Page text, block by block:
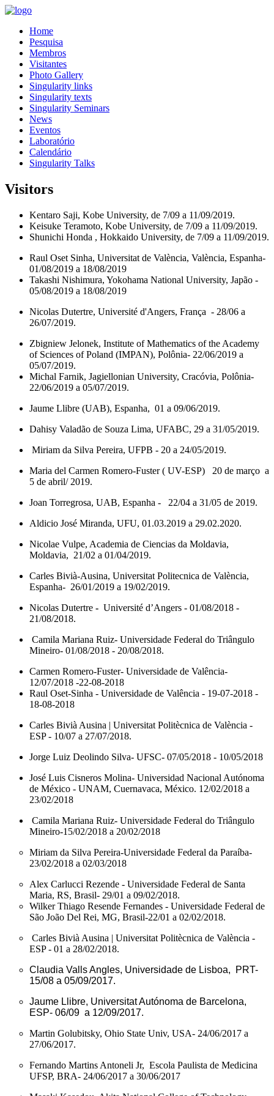
Home
Pesquisa
Membros
Visitantes
Photo Gallery
Singularity links
Singularity texts
Singularity Seminars
News
Eventos
Laboratório
Calendário
Singularity Talks
Visitors
Kentaro Saji, Kobe University, de 7/09 a 11/09/2019.
Keisuke Teramoto, Kobe University, de 7/09 a 11/09/2019.
Shunichi Honda , Hokkaido University, de 7/09 a 11/09/2019.
Raul Oset Sinha, Universitat de València, València, Espanha-
01/08/2019 a 18/08/2019
Takashi Nishimura, Yokohama National University, Japão -
05/08/2019 a 18/08/2019
Nicolas Dutertre, Université d'Angers, França - 28/06 a
26/07/2019.
Zbigniew Jelonek, Institute of Mathematics of the Academy
of Sciences of Poland (IMPAN), Polônia- 22/06/2019 a
05/07/2019.
Michal Farnik, Jagiellonian University, Cracóvia, Polônia-
22/06/2019 a 05/07/2019.
Jaume Llibre (UAB), Espanha, 01 a 09/06/2019.
Dahisy Valadão de Souza Lima, UFABC, 29 a 31/05/2019.
Miriam da Silva Pereira, UFPB - 20 a 24/05/2019.
Maria del Carmen Romero-Fuster ( UV-ESP) 20 de março a
5 de abril/ 2019.
Joan Torregrosa, UAB, Espanha - 22/04 a 31/05 de 2019.
Aldicio José Miranda, UFU, 01.03.2019 a 29.02.2020.
Nicolae Vulpe, Academia de Ciencias da Moldavia,
Moldavia, 21/02 a 01/04/2019.
Carles Bivià-Ausina, Universitat Politecnica de València,
Espanha- 26/01/2019 a 19/02/2019.
Nicolas Dutertre - Université d’Angers - 01/08/2018 -
21/08/2018.
Camila Mariana Ruiz- Universidade Federal do Triângulo
Mineiro- 01/08/2018 - 20/08/2018.
Carmen Romero-Fuster- Universidade de Valência-
12/07/2018 -22-08-2018
Raul Oset-Sinha - Universidade de Valência - 19-07-2018 -
18-08-2018
Carles Bivià Ausina | Universitat Politècnica de València -
ESP - 10/07 a 27/07/2018.
Jorge Luiz Deolindo Silva- UFSC- 07/05/2018 - 10/05/2018
José Luis Cisneros Molina- Universidad Nacional Autónoma
de México - UNAM, Cuernavaca, México. 12/02/2018 a
23/02/2018
Camila Mariana Ruiz- Universidade Federal do Triângulo
Mineiro-15/02/2018 a 20/02/2018
Miriam da Silva Pereira-Universidade Federal da Paraíba-
23/02/2018 a 02/03/2018
Alex Carlucci Rezende - Universidade Federal de Santa
Maria, RS, Brasil- 29/01 a 09/02/2018.
Wilker Thiago Resende Fernandes - Universidade Federal de
São João Del Rei, MG, Brasil-22/01 a 02/02/2018.
Carles Bivià Ausina | Universitat Politècnica de València -
ESP - 01 a 28/02/2018.
Claudia Valls Angles, Universidade de Lisboa, PRT-
15/08 a 05/09/2017.
Jaume Llibre, Universitat Autónoma de Barcelona,
ESP- 06/09 a 12/09/2017.
Martin Golubitsky, Ohio State Univ, USA- 24/06/2017 a
27/06/2017.
Fernando Martins Antoneli Jr, Escola Paulista de Medicina
UFSP, BRA- 24/06/2017 a 30/06/2017